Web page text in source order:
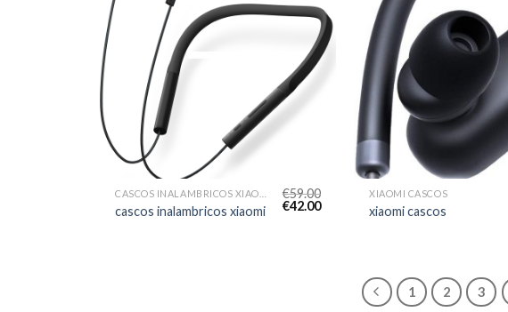
cascos inalambricos xiaomi
€59.00
€42.00
XIAOMI CASCOS
xiaomi cascos
1 2 3